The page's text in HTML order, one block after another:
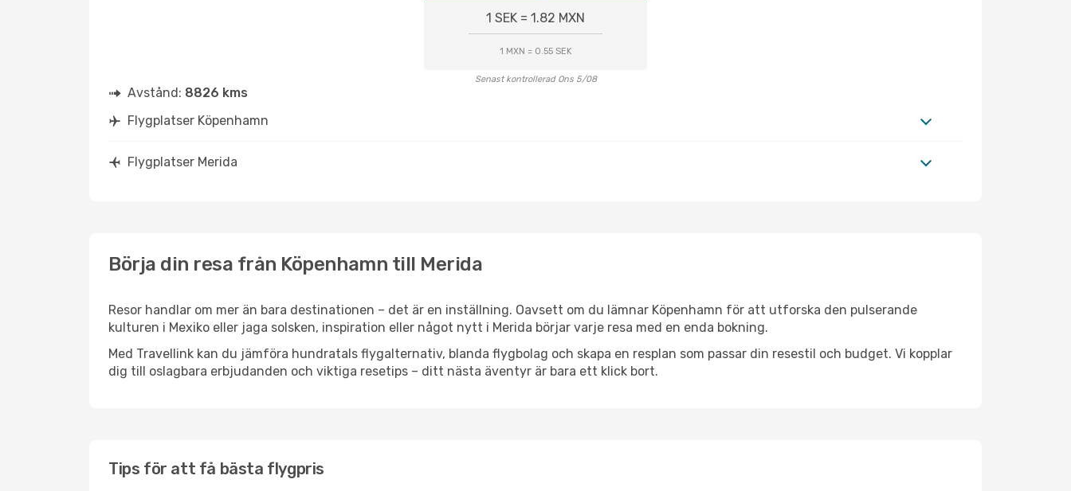
1 SEK = 1.82 MXN
1 MXN = 0.55 SEK
Senast kontrollerad Ons 5/08
Avstånd: 8826 kms
Flygplatser Köpenhamn
Flygplatser Merida
Börja din resa från Köpenhamn till Merida
Resor handlar om mer än bara destinationen – det är en inställning. Oavsett om du lämnar Köpenhamn för att utforska den pulserande
kulturen i Mexiko eller jaga solsken, inspiration eller något nytt i Merida börjar varje resa med en enda bokning.
Med Travellink kan du jämföra hundratals flygalternativ, blanda flygbolag och skapa en resplan som passar din resestil och budget. Vi kopplar
dig till oslagbara erbjudanden och viktiga resetips – ditt nästa äventyr är bara ett klick bort.
Tips för att få bästa flygpris